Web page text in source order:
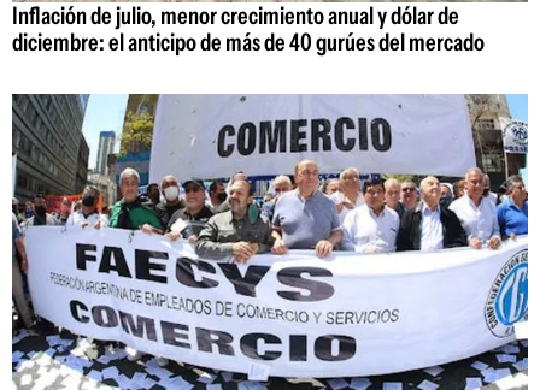
Inflación de julio, menor crecimiento anual y dólar de
diciembre: el anticipo de más de 40 gurúes del mercado